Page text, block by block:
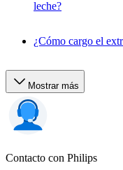
leche?
¿Cómo cargo el
Mostrar más
Contacto con Philips